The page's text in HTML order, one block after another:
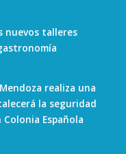
nuevos talleres
realiza una
la seguridad
Española